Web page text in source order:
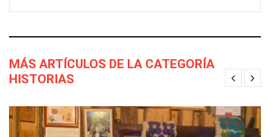
MÁS ARTÍCULOS DE LA CATEGORÍA
HISTORIAS